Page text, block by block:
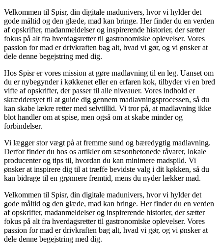
Velkommen til Spisr, din digitale madunivers, hvor vi hylder det
gode måltid og den glæde, mad kan bringe. Her finder du en verden
af opskrifter, madanmeldelser og inspirerende historier, der sætter
fokus på alt fra hverdagsretter til gastronomiske oplevelser. Vores
passion for mad er drivkraften bag alt, hvad vi gør, og vi ønsker at
dele denne begejstring med dig.
Hos Spisr er vores mission at gøre madlavning til en leg. Uanset om
du er nybegynder i køkkenet eller en erfaren kok, tilbyder vi en bred
vifte af opskrifter, der passer til alle niveauer. Vores indhold er
skræddersyet til at guide dig gennem madlavningsprocessen, så du
kan skabe lækre retter med selvtillid. Vi tror på, at madlavning ikke
blot handler om at spise, men også om at skabe minder og
forbindelser.
Vi lægger stor vægt på at fremme sund og bæredygtig madlavning.
Derfor finder du hos os artikler om sæsonbetonede råvarer, lokale
producenter og tips til, hvordan du kan minimere madspild. Vi
ønsker at inspirere dig til at træffe bevidste valg i dit køkken, så du
kan bidrage til en grønnere fremtid, mens du nyder lækker mad.
Velkommen til Spisr, din digitale madunivers, hvor vi hylder det
gode måltid og den glæde, mad kan bringe. Her finder du en verden
af opskrifter, madanmeldelser og inspirerende historier, der sætter
fokus på alt fra hverdagsretter til gastronomiske oplevelser. Vores
passion for mad er drivkraften bag alt, hvad vi gør, og vi ønsker at
dele denne begejstring med dig.